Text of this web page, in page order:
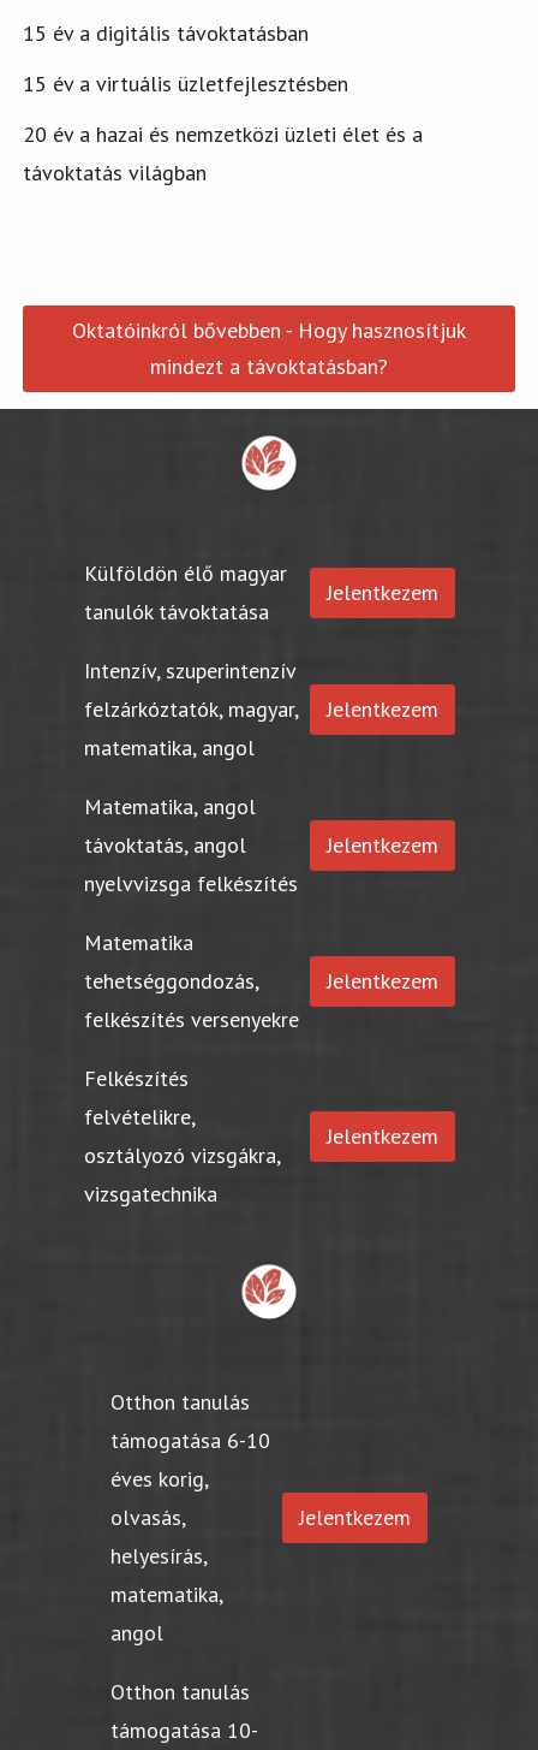
15 év a digitális távoktatásban
15 év a virtuális üzletfejlesztésben
20 év a hazai és nemzetközi üzleti élet és a
távoktatás világban
Oktatóinkról bővebben - Hogy hasznosítjuk
mindezt a távoktatásban?
Külföldön élő magyar
tanulók távoktatása
Jelentkezem
Intenzív, szuperintenzív
felzárkóztatók, magyar,
matematika, angol
Jelentkezem
Matematika, angol
távoktatás, angol
nyelvvizsga felkészítés
Jelentkezem
Matematika
tehetséggondozás,
felkészítés versenyekre
Jelentkezem
Felkészítés
felvételikre,
osztályozó vizsgákra,
vizsgatechnika
Jelentkezem
Otthon tanulás
támogatása 6-10
éves korig,
olvasás,
helyesírás,
matematika,
angol
Jelentkezem
Otthon tanulás
támogatása 10-